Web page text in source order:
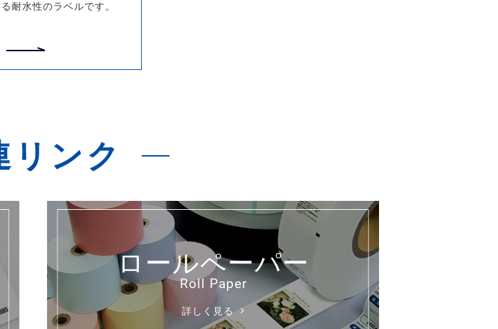
耐水性のラベルです。
リンク
ロールペーパー
詳しく見る